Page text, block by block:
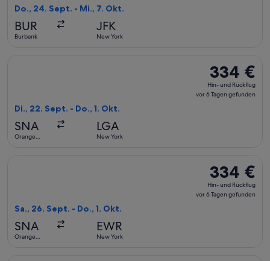
Do., 24. Sept. - Mi., 7. Okt.
BUR
Burbank
JFK
New York
334 €
Hin-
und
334 €
Hin- und Rückflug
vor 6 Tagen gefunden
Di., 22. Sept. - Do., 1. Okt.
SNA
Orange
LGA
New York
334 €
Hin-
und
334 €
Hin- und Rückflug
vor 6 Tagen gefunden
Sa., 26. Sept. - Do., 1. Okt.
SNA
Orange
EWR
New York